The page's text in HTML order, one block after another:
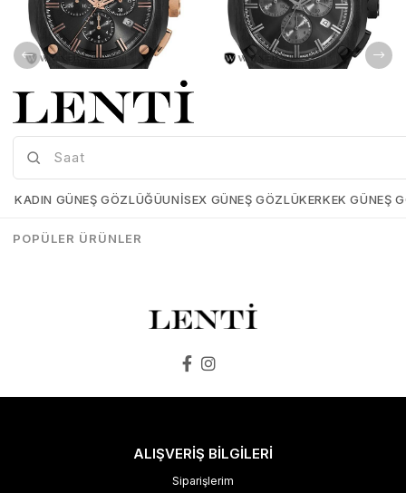
Wainer-WA-10000-C Wainer-WA-10000-E
ALIŞVERİŞ BİLGİLERİ
Siparişlerim
KADIN GÜNEŞ GÖZLÜĞÜUNISEX GÜNEŞ GÖZLÜKERKEK GÜNEŞ
POPÜLER ÜRÜNLER